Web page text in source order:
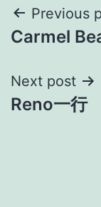
Post
Previous
Carmel
Next post
Reno一行